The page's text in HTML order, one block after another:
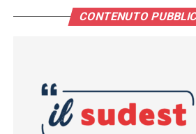
CONTENUTO